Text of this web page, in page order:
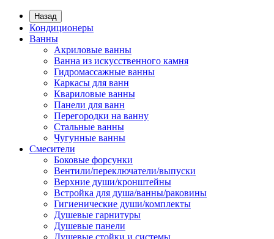
Назад
Кондиционеры
Ванны
Акриловые ванны
Ванна из искусственного камня
Гидромассажные ванны
Каркасы для ванн
Квариловые ванны
Панели для ванн
Перегородки на ванну
Стальные ванны
Чугунные ванны
Смесители
Боковые форсунки
Вентили/переключатели/выпуски
Верхние души/кронштейны
Встройка для душа/ванны/раковины
Гигиенические души/комплекты
Душевые гарнитуры
Душевые панели
Душевые стойки и системы